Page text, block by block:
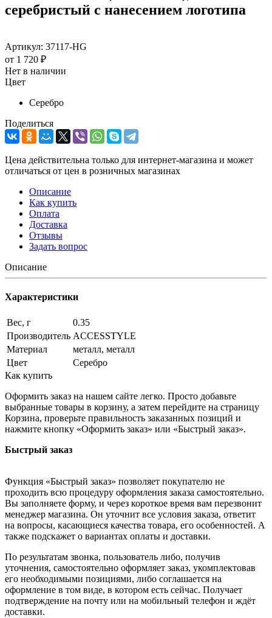
серебристый с нанесением логотипа
Артикул: 37117-HG
от 1 720 ₽
Нет в наличии
Цвет
Серебро
Поделиться
Цена действительна только для интернет-магазина и может
отличаться от цен в розничных магазинах
Описание
Как купить
Оплата
Доставка
Отзывы
Задать вопрос
Описание
Характеристики
Вес, г
0.35
Производитель ACCESSTYLE
Материал
металл, металл
Цвет
Серебро
Как купить
Оформить заказ на нашем сайте легко. Просто добавьте
выбранные товары в корзину, а затем перейдите на страницу
Корзина, проверьте правильность заказанных позиций и
нажмите кнопку «Оформить заказ» или «Быстрый заказ».
Быстрый заказ
Функция «Быстрый заказ» позволяет покупателю не
проходить всю процедуру оформления заказа самостоятельно.
Вы заполняете форму, и через короткое время вам перезвонит
менеджер магазина. Он уточнит все условия заказа, ответит
на вопросы, касающиеся качества товара, его особенностей. А
также подскажет о вариантах оплаты и доставки.
По результатам звонка, пользователь либо, получив
уточнения, самостоятельно оформляет заказ, укомплектовав
его необходимыми позициями, либо соглашается на
оформление в том виде, в котором есть сейчас. Получает
подтверждение на почту или на мобильный телефон и ждёт
доставки.